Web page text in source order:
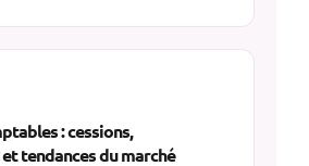
: cessions,
tendances du marché